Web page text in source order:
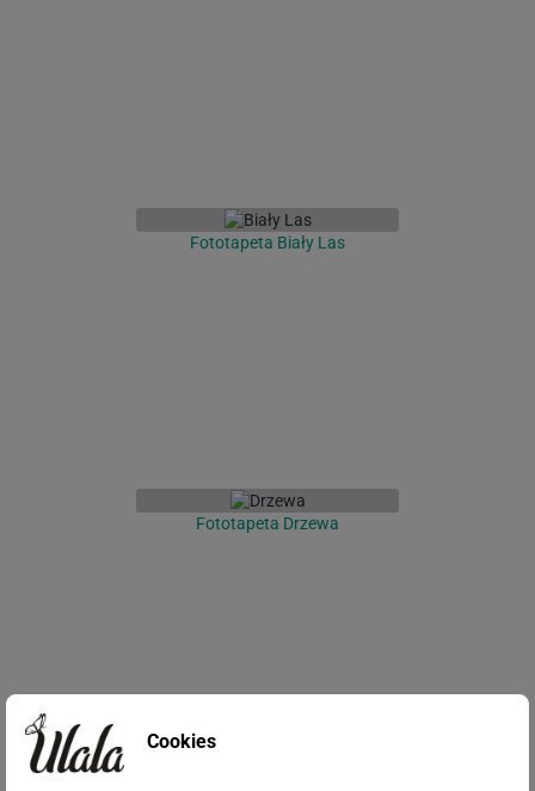
Fototapeta Biały Las
Fototapeta Drzewa
Cookies